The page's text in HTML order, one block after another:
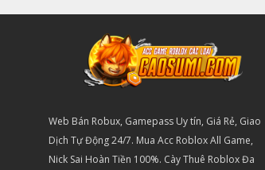
Web Bán Robux, Gamepass Uy tín, Giá Rẻ, Giao
Dịch Tự Động 24/7. Mua Acc Roblox All Game,
Nick Sai Hoàn Tiền 100%. Cày Thuê Roblox Đa